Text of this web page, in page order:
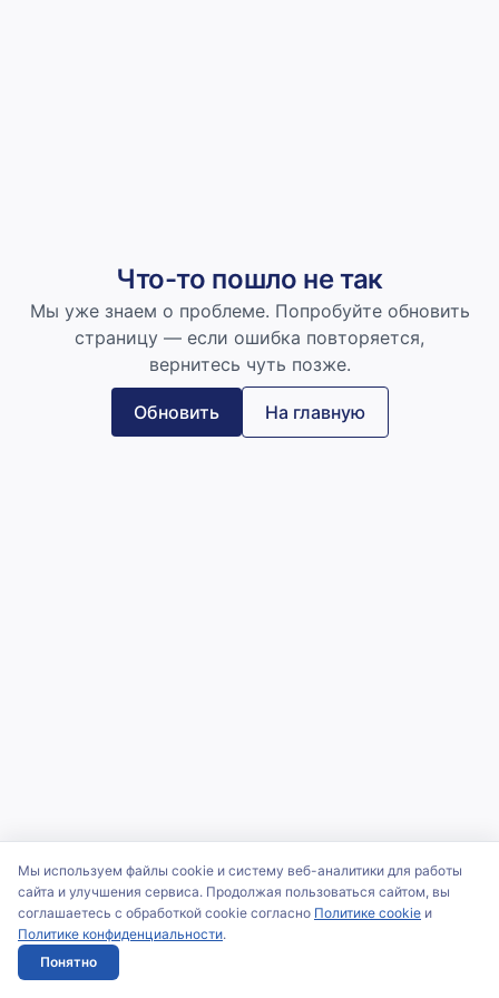
Что-то пошло не так
Мы уже знаем о проблеме. Попробуйте обновить
страницу — если ошибка повторяется,
вернитесь чуть позже.
Обновить На главную
Мы используем файлы cookie и систему веб-аналитики для работы
сайта и улучшения сервиса. Продолжая пользоваться сайтом, вы
соглашаетесь с обработкой cookie согласно Политике cookie и
Политике конфиденциальности.
Понятно